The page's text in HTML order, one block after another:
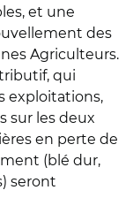
et une
des
Agriculteurs.
qui
exploitations,
sur les deux
en perte de
(blé dur,
seront